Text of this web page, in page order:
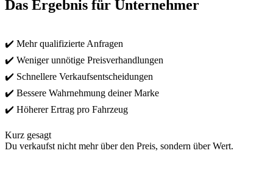
Das Ergebnis für Unternehmer
✔️ Mehr qualifizierte Anfragen
✔️ Weniger unnötige Preisverhandlungen
✔️ Schnellere Verkaufsentscheidungen
✔️ Bessere Wahrnehmung deiner Marke
✔️ Höherer Ertrag pro Fahrzeug
Kurz gesagt
Du verkaufst nicht mehr über den Preis, sondern über Wert.